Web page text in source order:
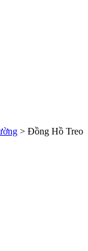
> Đồng Hồ Treo